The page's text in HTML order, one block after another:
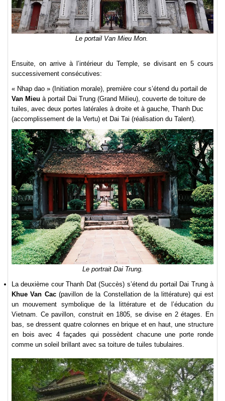
Le portail Van Mieu Mon.
Ensuite, on arrive à l’intérieur du Temple, se divisant en 5 cours
successivement consécutives:
« Nhap dao » (Initiation morale), première cour s’étend du portail de
Van Mieu à portail Dai Trung (Grand Milieu), couverte de toiture de
tuiles, avec deux portes latérales à droite et à gauche, Thanh Duc
(accomplissement de la Vertu) et Dai Tai (réalisation du Talent).
Le portrait Dai Trung.
La deuxième cour Thanh Dat (Succès) s’étend du portail Dai Trung à
Khue Van Cac(pavillon de la Constellation de la littérature) qui est
un mouvement symbolique de la littérature et de l’éducation du
Vietnam. Ce pavillon, construit en 1805, se divise en 2 étages. En
bas, se dressent quatre colonnes en brique et en haut, une structure
en bois avec 4 façades qui possèdent chacune une porte ronde
comme un soleil brillant avec sa toiture de tuiles tubulaires.